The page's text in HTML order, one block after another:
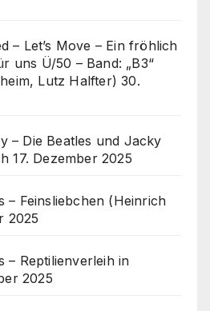
– Let’s Move – Ein fröhlich
uns Ü/50 – Band: „B3“
Lutz Halfter) 30.
– Die Beatles und Jacky
17. Dezember 2025
– Feinsliebchen (Heinrich
2025
– Reptilienverleih in
2025